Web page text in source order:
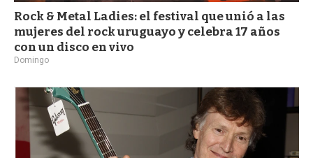
Rock & Metal Ladies: el festival que unió a las
mujeres del rock uruguayo y celebra 17 años
con un disco en vivo
Domingo